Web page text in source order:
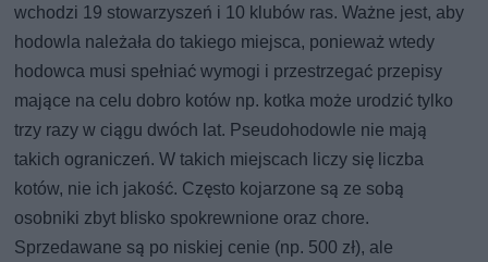
wchodzi 19 stowarzyszeń i 10 klubów ras. Ważne jest, aby
hodowla należała do takiego miejsca, ponieważ wtedy
hodowca musi spełniać wymogi i przestrzegać przepisy
mające na celu dobro kotów np. kotka może urodzić tylko
trzy razy w ciągu dwóch lat. Pseudohodowle nie mają
takich ograniczeń. W takich miejscach liczy się liczba
kotów, nie ich jakość. Często kojarzone są ze sobą
osobniki zbyt blisko spokrewnione oraz chore.
Sprzedawane są po niskiej cenie (np. 500 zł), ale